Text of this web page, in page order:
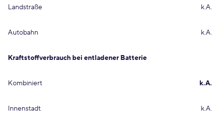
Landstraße k.A.
Autobahn k.A.
Kraftstoffverbrauch bei entladener Batterie
Kombiniert k.A.
Innenstadt k.A.